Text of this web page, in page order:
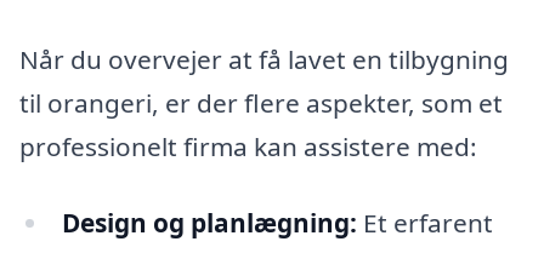
Når du overvejer at få lavet en tilbygning
til orangeri, er der flere aspekter, som et
professionelt firma kan assistere med:
Design og planlægning: Et erfarent